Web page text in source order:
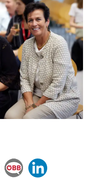
ÖBB Corporate Blog
LinkedIn